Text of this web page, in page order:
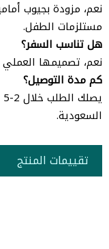
نعم، مزودة بجيوب
مستلزمات الطفل.
هل تناسب السفر؟
نعم، تصميمها العملي
كم مدة التوصيل؟
السعودية.
تقييمات المنتج